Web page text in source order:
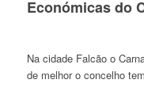
Económicas do
Na cidade Falcão o
de melhor o concelho